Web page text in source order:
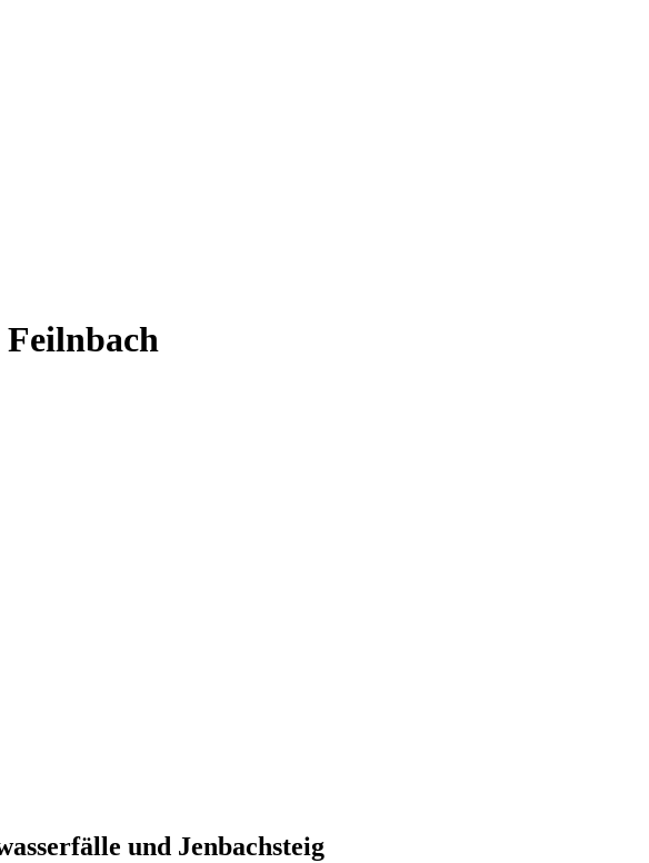
und Jenbachsteig